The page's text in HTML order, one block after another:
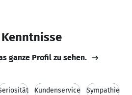
ganze Profil zu sehen.
Kundenservice Sympathie